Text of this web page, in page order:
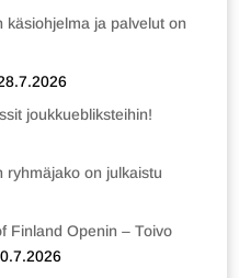
käsiohjelma ja palvelut on
joukkuebliksteihin!
ryhmäjako on julkaistu
Finland Openin – Toivo